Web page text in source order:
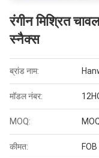
रंगीन मिश्रित
स्नैक्स
ब्रांड नाम:
मॉडल नंबर:
MOQ:
कीमत: